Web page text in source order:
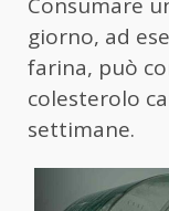
Consumare
giorno, ad
farina, può
colesterolo
settimane.